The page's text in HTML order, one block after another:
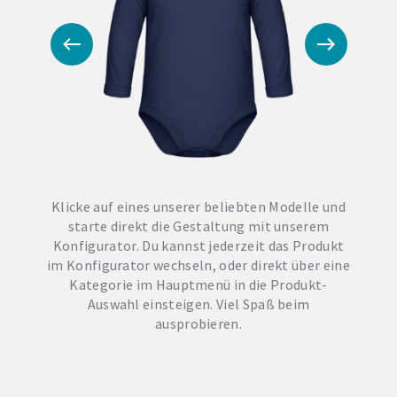
Klicke auf eines unserer beliebten Modelle und
starte direkt die Gestaltung mit unserem
Konfigurator. Du kannst jederzeit das Produkt
im Konfigurator wechseln, oder direkt über eine
Kategorie im Hauptmenü in die Produkt-
Auswahl einsteigen. Viel Spaß beim
ausprobieren.